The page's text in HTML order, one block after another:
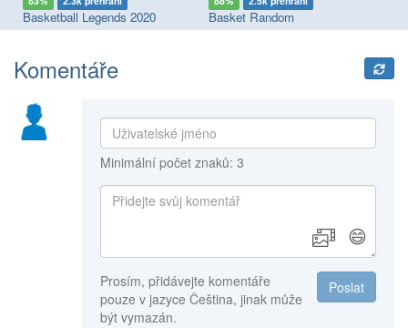
Basketball Legends 2020 Basket Random
Komentáře
Minimální počet znaků: 3
😄
Poslat
Prosím, přidávejte komentáře
pouze v jazyce Čeština, jinak může
být vymazán.